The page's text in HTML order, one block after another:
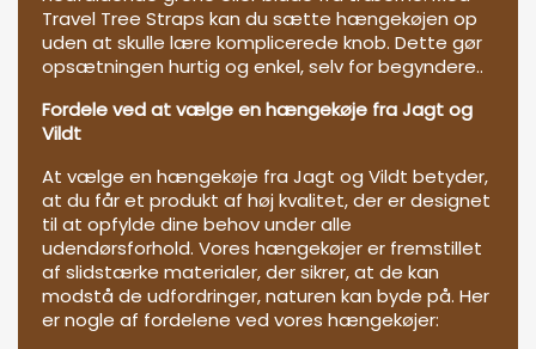
Travel Tree Straps kan du sætte hængekøjen op
uden at skulle lære komplicerede knob. Dette gør
opsætningen hurtig og enkel, selv for begyndere..
Fordele ved at vælge en hængekøje fra Jagt og
Vildt
At vælge en hængekøje fra Jagt og Vildt betyder,
at du får et produkt af høj kvalitet, der er designet
til at opfylde dine behov under alle
udendørsforhold. Vores hængekøjer er fremstillet
af slidstærke materialer, der sikrer, at de kan
modstå de udfordringer, naturen kan byde på. Her
er nogle af fordelene ved vores hængekøjer: